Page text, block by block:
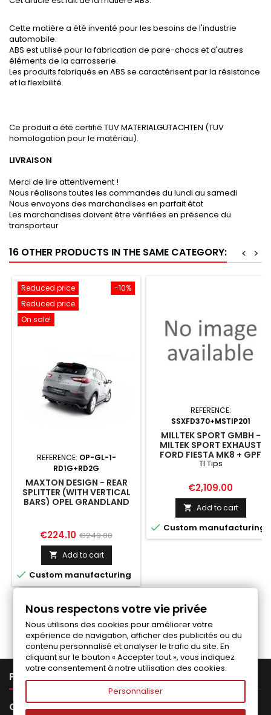
Cette matière a été inventé pour les besoins de l'industrie
automobile.
ABS est utilisé pour la fabrication de pare-chocs et d'autres
éléments de la carrosserie.
Les produits fabriqués en ABS se caractérisent par la résistance
et la flexibilité.
Ce produit a été certifié TUV MATERIALGUTACHTEN (TUV
homologation pour le matériau).
LIVRAISON
Merci de lire attentivement !
Nous réalisons toutes les commandes du lundi au samedi
Nous envoyons des marchandises en parfait état
Les marchandises doivent être vérifiées en présence du
transporteur
16 OTHER PRODUCTS IN THE SAME CATEGORY: >
<
-10%
Reduced price
Reduced price
On sale!
REFERENCE: OP-GL-1-
RD1G+RD2G
MAXTON DESIGN - REAR
SPLITTER (WITH VERTICAL
BARS) OPEL GRANDLAND
Price
€224.10 Regular
price
€249.00
 Add to cart
 Custom manufacturing
REFERENCE:
SSXFD370+MSTIP201
MILLTEK SPORT GMBH -
MILTEK SPORT EXHAUST
FORD FIESTA MK8 + GPF
SYSTEM TI TIPS
TI Tips
Price
€2,109.00
 Add to cart
 Custom manufacturing
Follow us on Facebook
PRODUCTS
OUR COMPANY 
Nous respectons votre vie privée
Nous utilisons des cookies pour améliorer votre
expérience de navigation, afficher des publicités ou du
contenu personnalisé et analyser le trafic du site. En
cliquant sur le bouton « Accepter tout », vous indiquez
votre consentement à notre utilisation des cookies.
Personnaliser